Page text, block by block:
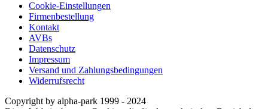
Cookie-Einstellungen
Firmenbestellung
Kontakt
AVBs
Datenschutz
Impressum
Versand und Zahlungsbedingungen
Widerrufsrecht
Copyright by alpha-park 1999 - 2024